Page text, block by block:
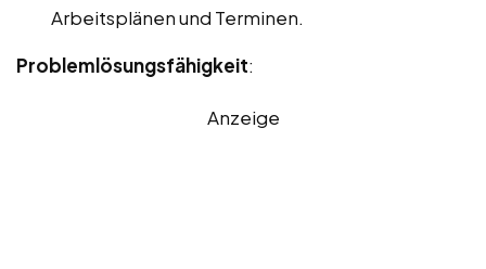
Arbeitsplänen und Terminen.
Problemlösungsfähigkeit:
Anzeige